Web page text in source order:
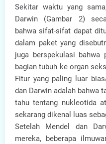
Sekitar waktu yang
Darwin (Gambar 2)
bahwa sifat-sifat dapat
dalam paket yang
juga berspekulasi bahwa
bagian tubuh ke organ
Fitur yang paling luar
dan Darwin adalah bahwa
tahu tentang nukleotida
sekarang dikenal luas
Setelah Mendel dan
mereka, beberapa